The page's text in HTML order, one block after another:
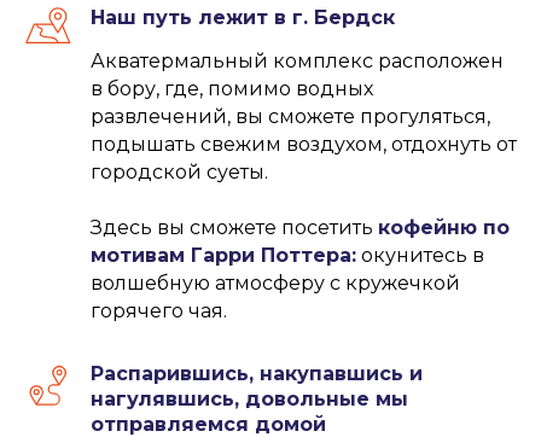
Наш путь лежит в г. Бердск
Акватермальный комплекс расположен
в бору, где, помимо водных
развлечений, вы сможете прогуляться,
подышать свежим воздухом, отдохнуть от
городской суеты.
Здесь вы сможете посетить кофейню по
мотивам Гарри Поттера: окунитесь в
волшебную атмосферу с кружечкой
горячего чая.
Распарившись, накупавшись и
нагулявшись, довольные мы
отправляемся домой